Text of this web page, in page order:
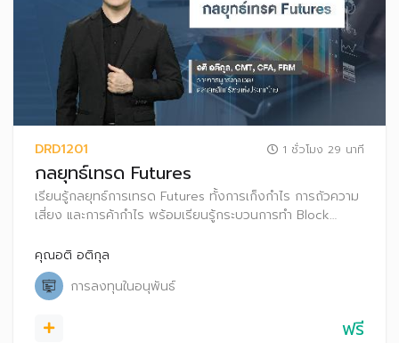
DRD1201 1 ชั่วโมง 29 นาที
กลยุทธ์เทรด Futures
เรียนรู้กลยุทธ์การเทรด Futures ทั้งการเก็งกําไร การถัวความ
เสี่ยง และการค้ากําไร พร้อมเรียนรู้กระบวนการทำ Block
คุณอติ อติกุล
การลงทุนในอนุพันธ์
ฟรี